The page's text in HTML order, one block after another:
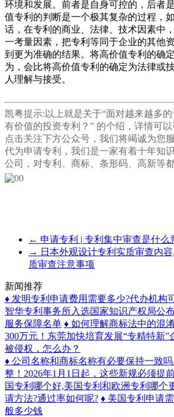
环境和发展。前者是自身可控的，后者
值专利的判断是一个极其复杂的过程，
话，在专利的商业、法律、技术因素中
一考量因素，把专利等同于企业的其他
到更为准确的结果。将高价值专利的确
为，会比将高价值专利的确定为法律或
人理解与接受。
凯粤提示:以上就是关于“面对越来越多的
有价值的投资专利？ ” 的个绍，详情可以
点击关注下方公众号，我们将竭诚为您
代为申请专利，我们是一家有着十年知
公司，对专利、商标、条形码、高新等都
← 申请专利 | 专利集中审查是什么
→ 日本外观设计专利实质审查内
质审查注意事项
新闻推荐
♦ 发明专利申请费用需要多少?代办机构
智华专利事务所入选国家知识产权局公
服务保障名单 ♦ 如何理解商标法中的混
300万元！东莞加快培育发展“专精特新”
被侵权，怎么办？
♦ 公司名称和商标名称有必要保持一致吗
整！2026年1月1日起，这些新规必须提
国专利哪个好,美国专利和欧洲专利哪个
请方法?通过率如何呢? ♦ 美国专利申请
般多少钱